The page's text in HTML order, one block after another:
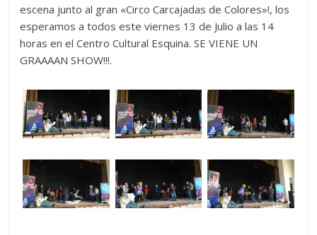
escena junto al gran «Circo Carcajadas de Colores»!, los
esperamos a todos este viernes 13 de Julio a las 14
horas en el Centro Cultural Esquina. SE VIENE UN
GRAAAAN SHOW!!!.